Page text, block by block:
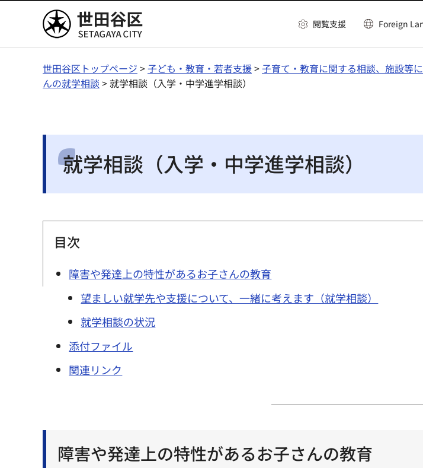
世田谷区 閲覧支援 Foreign
世田谷区トップページ >子ども・教育・若者支援>子育て・教育に関する相談、施設等
んの就学相談 > 就学相談（入学・中学進学相談）
就学相談（入学・中学進学相談）
目次
障害や発達上の特性があるお子さんの教育
望ましい就学先や支援について、一緒に考えます（就学相談）
就学相談の状況
添付ファイル
関連リンク
障害や発達上の特性があるお子さんの教育